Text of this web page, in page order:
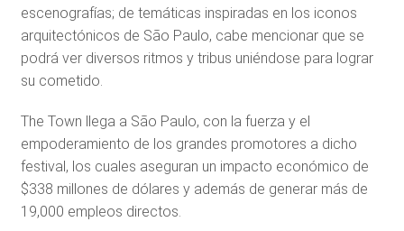
escenografías; de temáticas inspiradas en los iconos
arquitectónicos de São Paulo, cabe mencionar que se
podrá ver diversos ritmos y tribus uniéndose para lograr
su cometido.
The Town llega a São Paulo, con la fuerza y el
empoderamiento de los grandes promotores a dicho
festival, los cuales aseguran un impacto económico de
$338 millones de dólares y además de generar más de
19,000 empleos directos.